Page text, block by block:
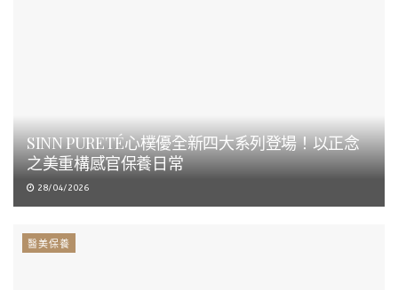
SINN PURETÉ心樸優全新四大系列登場！以正念
之美重構感官保養日常
28/04/2026
醫美保養